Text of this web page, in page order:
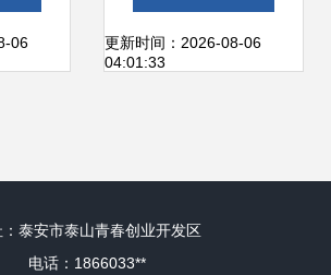
想
06
类需谨慎避开的材
更新时间：2026-08-06
04:01:33
：泰安市泰山青春创业开发区
电话：1866033**